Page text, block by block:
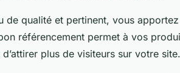
de qualité et pertinent, vous
référencement permet à vos
plus de visiteurs sur votre site.